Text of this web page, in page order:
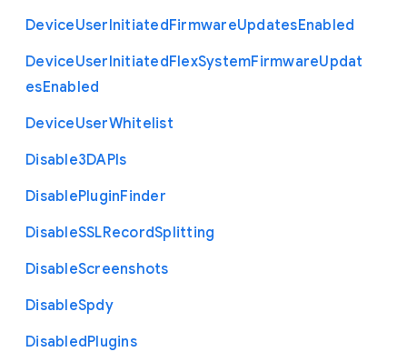
DeviceUserInitiatedFirmwareUpdatesEnabled
DeviceUserInitiatedFlexSystemFirmwareUpdat
esEnabled
DeviceUserWhitelist
Disable3DAPIs
DisablePluginFinder
DisableSSLRecordSplitting
DisableScreenshots
DisableSpdy
DisabledPlugins